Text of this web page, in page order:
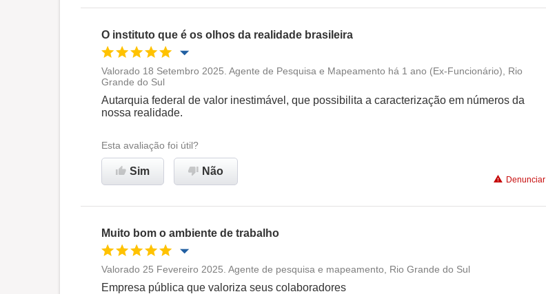
O instituto que é os olhos da realidade brasileira
Oportunidade de promoção
Ambiente de trabalho
Recomenda esta empresa
Valorado 18 Setembro 2025. Agente de Pesquisa e Mapeamento há 1 ano (Ex-Funcionário), Rio
Grande do Sul
Autarquia federal de valor inestimável, que possibilita a caracterização em números da
nossa realidade.
Esta avaliação foi útil?
Sim Não
Denunciar
Muito bom o ambiente de trabalho
Oportunidade de promoção Conciliação com a vida familiar
Valorado 25 Fevereiro 2025. Agente de pesquisa e mapeamento, Rio Grande do Sul
Empresa pública que valoriza seus colaboradores